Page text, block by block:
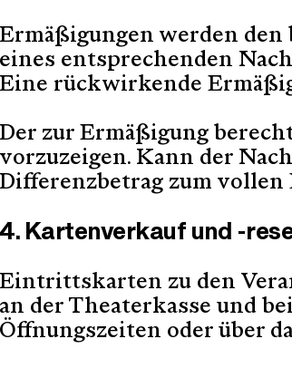
Ermäßigungen werden den
eines entsprechenden
Eine rückwirkende
Der zur Ermäßigung
vorzuzeigen. Kann der
Differenzbetrag zum
4. Kartenverkauf und -
Eintrittskarten zu den
an der Theaterkasse und
Öffnungszeiten oder über